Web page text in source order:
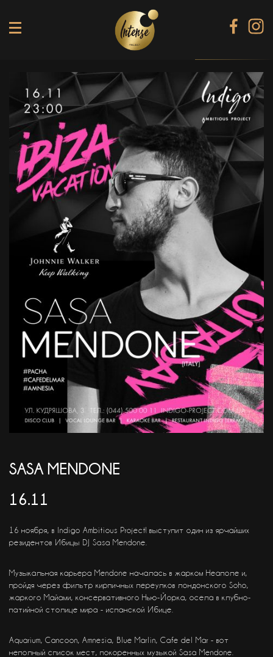
SHINE КАРАОКЕ БАР
BLACK DIAMOND КАРАОКЕ
SECRET ROOM
МЕНЮ
КОНТАКТИ
АКЦІЇ
EN
SASA MENDONE
16.11
16 ноября, в Indigo Ambitious Project! выступит один из ярчайших
резидентов Ибицы DJ Sasa Mendone.
Музыкальная карьера Mendone началась в жарком Неаполе и,
пройдя через фильтр кирпичных переулков лондонского Soho,
жаркого Майами, консервативного Нью-Йорка, осела в клубно-
патийной столице мира - испанской Ибице.
Aquarium, Cancoon, Amnesia, Blue Marlin, Cafe del Mar - вот
неполный список мест, покоренных музыкой Sasa Mendone.